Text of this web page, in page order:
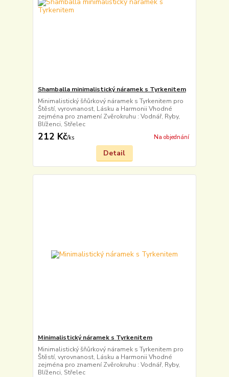
Shamballa minimalistický náramek s Tyrkenitem
Minimalistický šňůrkový náramek s Tyrkenitem pro
Štěstí, vyrovnanost, Lásku a Harmonii Vhodné
zejména pro znamení Zvěrokruhu : Vodnář, Ryby,
Blíženci, Střelec
212 Kč/ks Na objednání
Detail
Minimalistický náramek s Tyrkenitem
Minimalistický šňůrkový náramek s Tyrkenitem pro
Štěstí, vyrovnanost, Lásku a Harmonii Vhodné
zejména pro znamení Zvěrokruhu : Vodnář, Ryby,
Blíženci, Střelec